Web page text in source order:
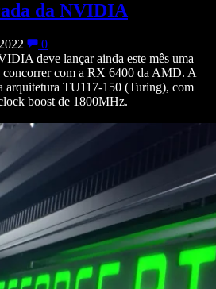
da NVIDIA
0
deve lançar ainda este mês uma
concorrer com a RX 6400 da AMD. A
arquitetura TU117-150 (Turing), com
boost de 1800MHz.